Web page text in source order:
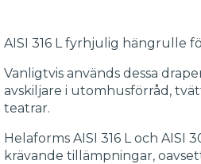
AISI 316 L fyrhjulig hängrulle
Vanligtvis används dessa
avskiljare i utomhusförråd,
teatrar.
Helaforms AISI 316 L och AISI
krävande tillämpningar,